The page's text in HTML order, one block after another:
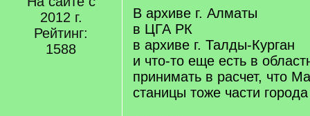
2012 г.
Рейтинг:
1588
q
]
В архиве г. Алматы
в ЦГА РК
в архиве г. Талды-Курган
и что-то еще есть в
принимать в расчет, что
станицы тоже части